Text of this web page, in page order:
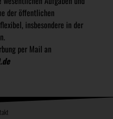
der öffentlichen
insbesondere in der
per Mail an